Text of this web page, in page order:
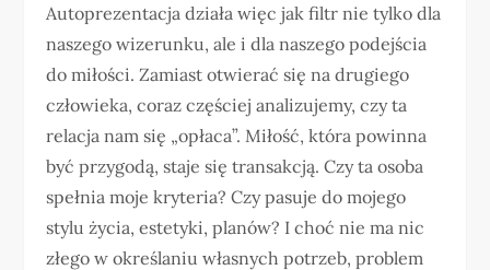
Autoprezentacja działa więc jak filtr nie tylko dla
naszego wizerunku, ale i dla naszego podejścia
do miłości. Zamiast otwierać się na drugiego
człowieka, coraz częściej analizujemy, czy ta
relacja nam się „opłaca”. Miłość, która powinna
być przygodą, staje się transakcją. Czy ta osoba
spełnia moje kryteria? Czy pasuje do mojego
stylu życia, estetyki, planów? I choć nie ma nic
złego w określaniu własnych potrzeb, problem